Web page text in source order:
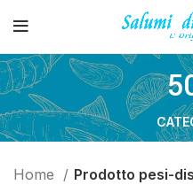
Home Prodotto pesi-